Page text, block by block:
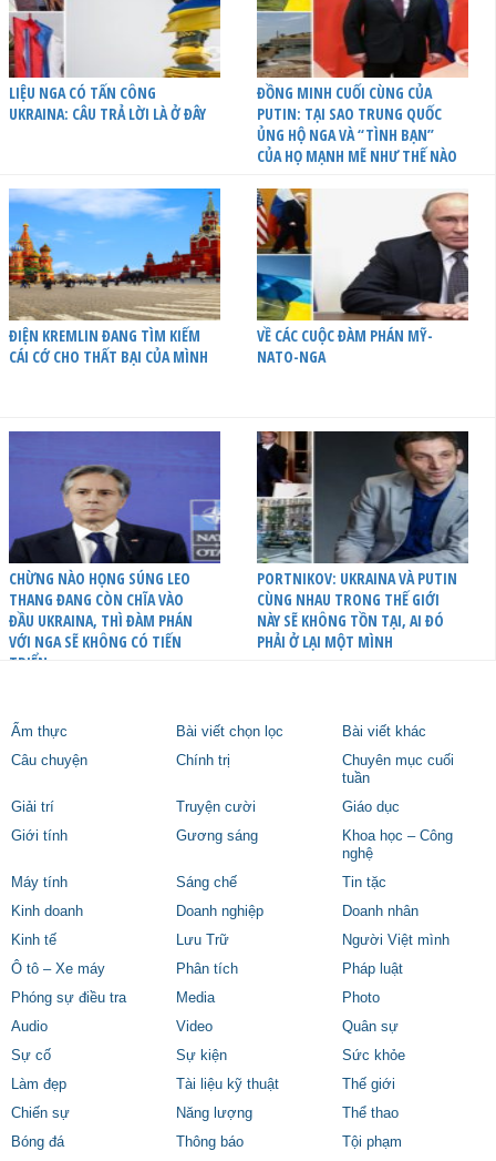
LIỆU NGA CÓ TẤN CÔNG
UKRAINA: CÂU TRẢ LỜI LÀ Ở ĐÂY
ĐỒNG MINH CUỐI CÙNG CỦA
PUTIN: TẠI SAO TRUNG QUỐC
ỦNG HỘ NGA VÀ “TÌNH BẠN”
CỦA HỌ MẠNH MẼ NHƯ THẾ NÀO
ĐIỆN KREMLIN ĐANG TÌM KIẾM
CÁI CỚ CHO THẤT BẠI CỦA MÌNH
VỀ CÁC CUỘC ĐÀM PHÁN MỸ-
NATO-NGA
CHỪNG NÀO HỌNG SÚNG LEO
THANG ĐANG CÒN CHĨA VÀO
ĐẦU UKRAINA, THÌ ĐÀM PHÁN
VỚI NGA SẼ KHÔNG CÓ TIẾN
TRIỂN
PORTNIKOV: UKRAINA VÀ PUTIN
CÙNG NHAU TRONG THẾ GIỚI
NÀY SẼ KHÔNG TỒN TẠI, AI ĐÓ
PHẢI Ở LẠI MỘT MÌNH
Ẩm thực Bài viết chọn lọc
Bài viết khác
Câu chuyện
Chính trị
Chuyên mục cuối
tuần
Giải trí
Truyện cười
Giáo dục
Giới tính
Gương sáng
Khoa học – Công
nghệ
Máy tính
Sáng chế
Tin tặc
Kinh doanh
Doanh nghiệp
Doanh nhân
Kinh tế
Lưu Trữ
Người Việt mình
Ô tô – Xe máy
Phân tích
Pháp luật
Phóng sự điều tra
Media
Photo
Audio
Video
Quân sự
Sự cố
Sự kiện
Sức khỏe
Làm đẹp
Tài liệu kỹ thuật
Thế giới
Chiến sự
Năng lượng
Thể thao
Bóng đá
Thông báo Tội phạm